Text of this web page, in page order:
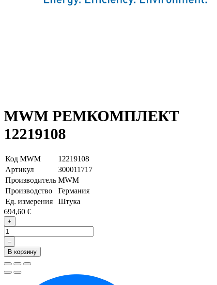
MWM РЕМКОМПЛЕКТ
12219108
Код MWM
12219108
Артикул
З00011717
Производитель MWM
Производство
Германия
Ед. измерения
Штука
694,60 €
+
–
В корзину